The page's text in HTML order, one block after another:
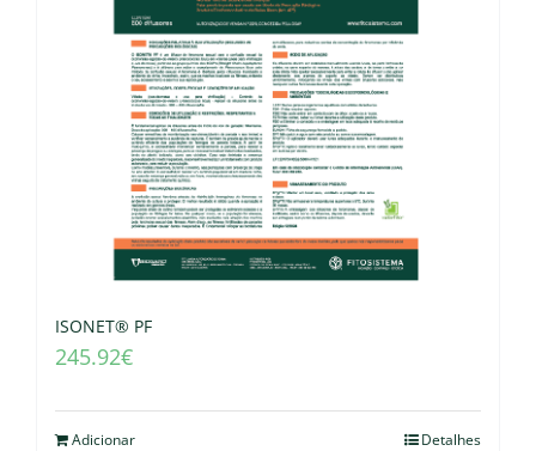
ISONET® PF
245.92€
Adicionar Detalhes